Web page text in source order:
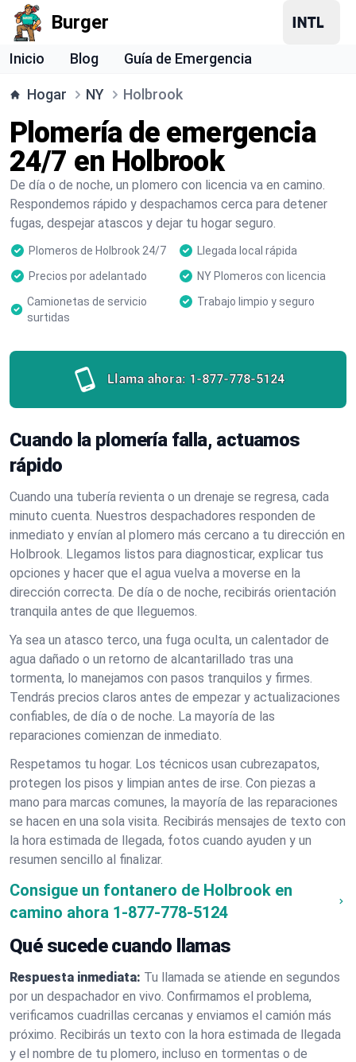
Burger
Inicio Blog Guía de Emergencia
Hogar NY Holbrook
Plomería de emergencia
24/7 en Holbrook
De día o de noche, un plomero con licencia va en camino.
Respondemos rápido y despachamos cerca para detener
fugas, despejar atascos y dejar tu hogar seguro.
Plomeros de Holbrook 24/7
Llegada local rápida
Precios por adelantado
NY Plomeros con licencia
Camionetas de servicio
surtidas
Trabajo limpio y seguro
Llama ahora: 1-877-778-5124
Cuando la plomería falla, actuamos
rápido
Cuando una tubería revienta o un drenaje se regresa, cada
minuto cuenta. Nuestros despachadores responden de
inmediato y envían al plomero más cercano a tu dirección en
Holbrook. Llegamos listos para diagnosticar, explicar tus
opciones y hacer que el agua vuelva a moverse en la
dirección correcta. De día o de noche, recibirás orientación
tranquila antes de que lleguemos.
Ya sea un atasco terco, una fuga oculta, un calentador de
agua dañado o un retorno de alcantarillado tras una
tormenta, lo manejamos con pasos tranquilos y firmes.
Tendrás precios claros antes de empezar y actualizaciones
confiables, de día o de noche. La mayoría de las
reparaciones comienzan de inmediato.
Respetamos tu hogar. Los técnicos usan cubrezapatos,
protegen los pisos y limpian antes de irse. Con piezas a
mano para marcas comunes, la mayoría de las reparaciones
se hacen en una sola visita. Recibirás mensajes de texto con
la hora estimada de llegada, fotos cuando ayuden y un
resumen sencillo al finalizar.
Consigue un fontanero de Holbrook en
camino ahora 1-877-778-5124
Qué sucede cuando llamas
Respuesta inmediata: Tu llamada se atiende en segundos
por un despachador en vivo. Confirmamos el problema,
verificamos cuadrillas cercanas y enviamos el camión más
próximo. Recibirás un texto con la hora estimada de llegada
y el nombre de tu plomero, incluso en tormentas o de